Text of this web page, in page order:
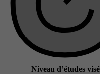
Niveau d’études visé